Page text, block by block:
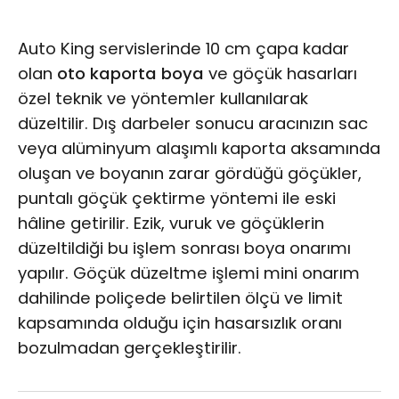
Auto King servislerinde 10 cm çapa kadar
olan oto kaporta boya ve göçük hasarları
özel teknik ve yöntemler kullanılarak
düzeltilir. Dış darbeler sonucu aracınızın sac
veya alüminyum alaşımlı kaporta aksamında
oluşan ve boyanın zarar gördüğü göçükler,
puntalı göçük çektirme yöntemi ile eski
hâline getirilir. Ezik, vuruk ve göçüklerin
düzeltildiği bu işlem sonrası boya onarımı
yapılır. Göçük düzeltme işlemi mini onarım
dahilinde poliçede belirtilen ölçü ve limit
kapsamında olduğu için hasarsızlık oranı
bozulmadan gerçekleştirilir.